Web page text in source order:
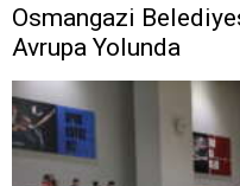
Osmangazi
Avrupa Yolunda